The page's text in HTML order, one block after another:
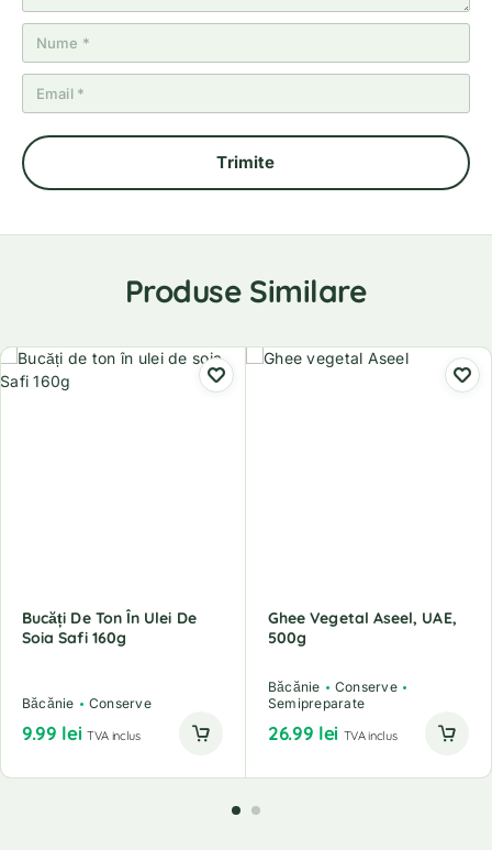
Produse Similare
Bucăți De Ton În Ulei De
Soia Safi 160g
Băcănie Conserve
9.99 lei TVA inclus
Ghee Vegetal Aseel, UAE,
500g
Băcănie
Conserve
Semipreparate
26.99 lei TVA inclus